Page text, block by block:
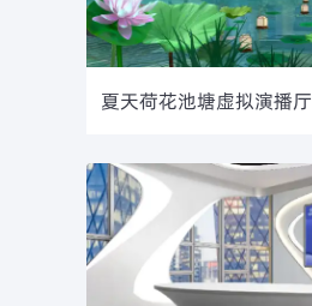
夏天荷花池塘虚拟演播厅